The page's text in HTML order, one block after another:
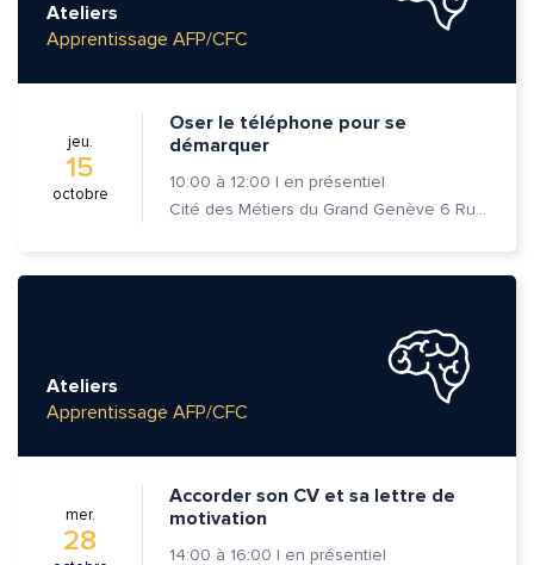
Ateliers
Apprentissage AFP/CFC
jeu.
15
octobre
Oser le téléphone pour se
démarquer
10:00 à 12:00 | en présentiel
Cité des Métiers du Grand Genève 6 Rue Prévost-Martin 1205 Genève
Ateliers
Apprentissage AFP/CFC
mer.
28
Accorder son CV et sa lettre de
motivation
14:00 à 16:00 | en présentiel
Prénom et nom*